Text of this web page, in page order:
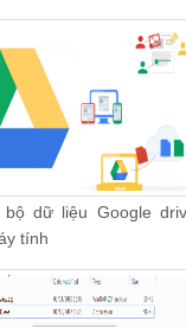
bộ dữ liệu Google
tính